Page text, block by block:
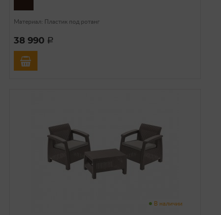
Материал: Пластик под ротанг
38 990 a
В наличии